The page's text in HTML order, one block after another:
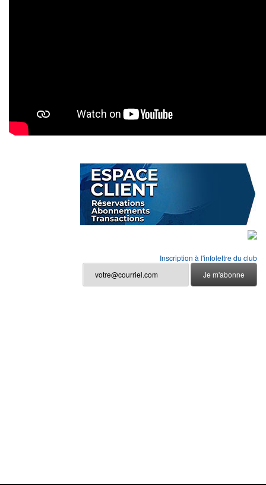
Inscription à l'infolettre du club